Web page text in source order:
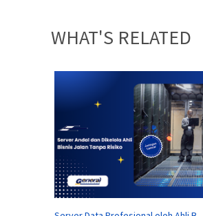
WHAT'S RELATED